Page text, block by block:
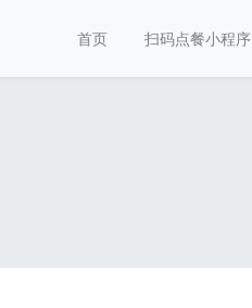
首页 扫码点餐小程序